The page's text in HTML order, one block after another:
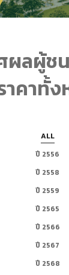
ผลผู้ช
าคาทั้
ALL
ปี 2556
ปี 2558
ปี 2559
ปี 2565
ปี 2566
ปี 2567
ปี 2568